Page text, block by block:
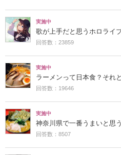
実施中
歌が上手だと思うホロライ
回答数：23859
実施中
ラーメンって日本食？それ
回答数：19646
実施中
神奈川県で一番うまいと思
回答数：8507